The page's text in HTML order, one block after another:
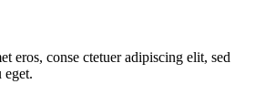
eros, conse ctetuer adipiscing elit, sed